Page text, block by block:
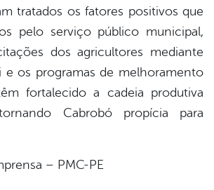
tratados os fatores positivos que
pelo serviço público municipal,
dos agricultores mediante
e os programas de melhoramento
fortalecido a cadeia produtiva
Cabrobó propícia para
– PMC-PE